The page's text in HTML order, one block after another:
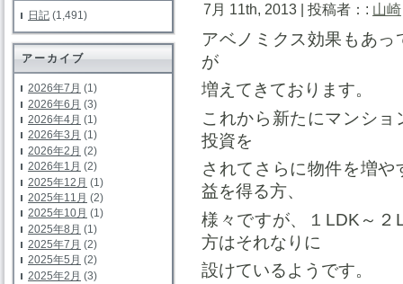
日記 (1,491)
アーカイブ
2026年7月 (1)
2026年6月 (3)
2026年4月 (1)
2026年3月 (1)
2026年2月 (2)
2026年1月 (2)
2025年12月 (1)
2025年11月 (2)
2025年10月 (1)
2025年8月 (1)
2025年7月 (2)
2025年5月 (2)
2025年2月 (3)
7月 11th, 2013 | 投稿者：: 山崎
アベノミクス効果もあ
が
増えてきております。
これから新たにマンシ
投資を
されてさらに物件を増
益を得る方、
様々ですが、１LDK～
方はそれなりに
設けているようです。